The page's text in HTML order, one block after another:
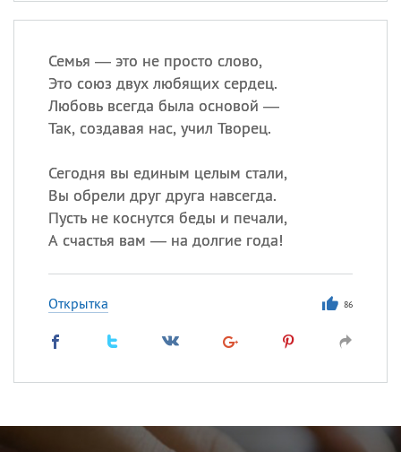
Семья — это не просто слово,
Это союз двух любящих сердец.
Любовь всегда была основой —
Так, создавая нас, учил Творец.
Сегодня вы единым целым стали,
Вы обрели друг друга навсегда.
Пусть не коснутся беды и печали,
А счастья вам — на долгие года!
Открытка 86